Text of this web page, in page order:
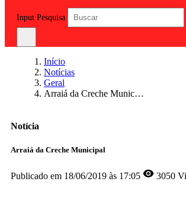
Input Pesquisa
Início
Notícias
Geral
Arraiá da Creche Municipal
Notícia
Arraiá da Creche Municipal
Publicado em 18/06/2019 às 17:05 3050